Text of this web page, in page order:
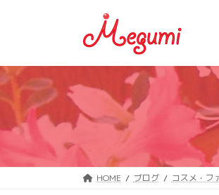
ツ
へ
ス
ッ
シ
ョ
ン
移
HOME ブログ コスメ・フ